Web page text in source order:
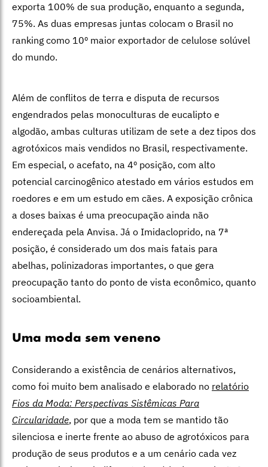
exporta 100% de sua produção, enquanto a segunda,
75%. As duas empresas juntas colocam o Brasil no
ranking como 10º maior exportador de celulose solúvel
do mundo.
Além de conflitos de terra e disputa de recursos
engendrados pelas monoculturas de eucalipto e
algodão, ambas culturas utilizam de sete a dez tipos dos
agrotóxicos mais vendidos no Brasil, respectivamente.
Em especial, o acefato, na 4º posição, com alto
potencial carcinogênico atestado em vários estudos em
roedores e em um estudo em cães. A exposição crônica
a doses baixas é uma preocupação ainda não
endereçada pela Anvisa. Já o Imidacloprido, na 7ª
posição, é considerado um dos mais fatais para
abelhas, polinizadoras importantes, o que gera
preocupação tanto do ponto de vista econômico, quanto
socioambiental.
Uma moda sem veneno
Considerando a existência de cenários alternativos,
como foi muito bem analisado e elaborado no relatório
Fios da Moda: Perspectivas Sistêmicas Para
Circularidade, por que a moda tem se mantido tão
silenciosa e inerte frente ao abuso de agrotóxicos para
produção de seus produtos e a um cenário cada vez